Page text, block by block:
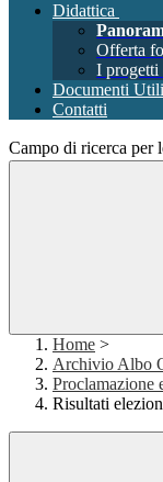
Didattica
Offerta
I progetti
Documenti Utili
Contatti
Campo di ricerca per
Home >
Archivio Albo
Proclamazione
Risultati